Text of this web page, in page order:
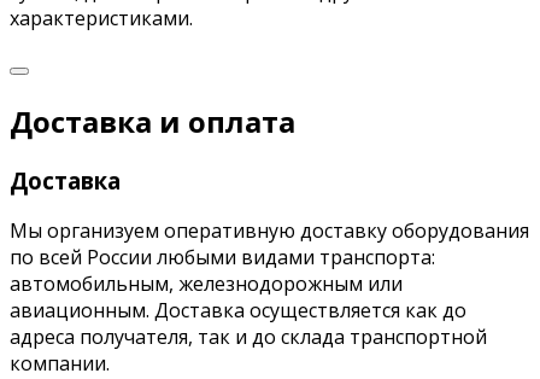
характеристиками.
Доставка и оплата
Доставка
Мы организуем оперативную доставку оборудования
по всей России любыми видами транспорта:
автомобильным, железнодорожным или
авиационным. Доставка осуществляется как до
адреса получателя, так и до склада транспортной
компании.